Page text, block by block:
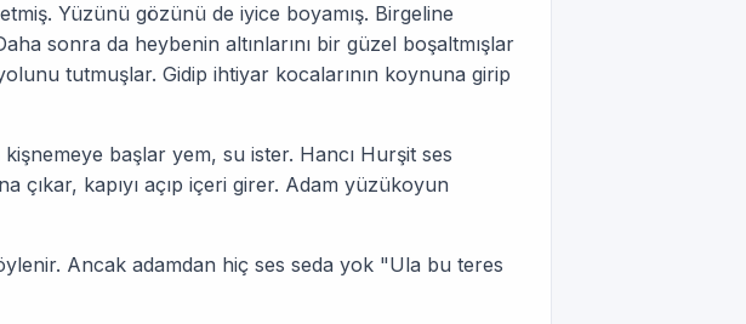
Yüzünü gözünü de iyice boyamış. Birgeline
sonra da heybenin altınlarını bir güzel boşaltmışlar
tutmuşlar. Gidip ihtiyar kocalarının koynuna girip
kişnemeye başlar yem, su ister. Hancı Hurşit ses
çıkar, kapıyı açıp içeri girer. Adam yüzükoyun
Ancak adamdan hiç ses seda yok "Ula bu teres